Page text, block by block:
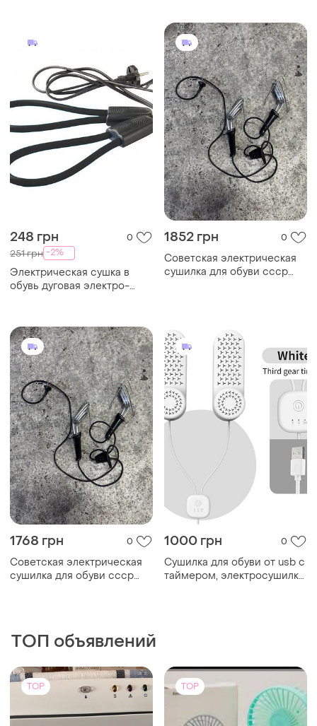
248 грн
251 грн -2%
Электрическая сушка в
1852 грн 0
Советская электрическая
сушилка для обуви ссср
электросушилка обувная
1768 грн 0
Советская электрическая
сушилка для обуви ссср
электросушилка обувная
1000 грн
Сушилка для обуви от usb с
таймером, электросушилка
для сушки обуви
портативная xv90
ТОП объявлений